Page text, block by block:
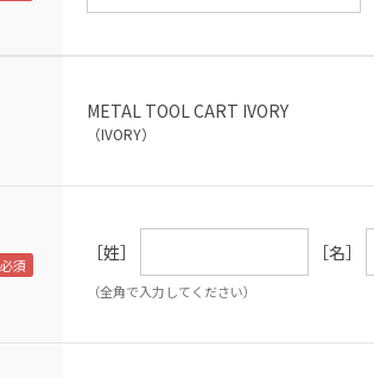
METAL TOOL CART IVORY
（IVORY）
［姓］ ［名］
（全角で入力してください）